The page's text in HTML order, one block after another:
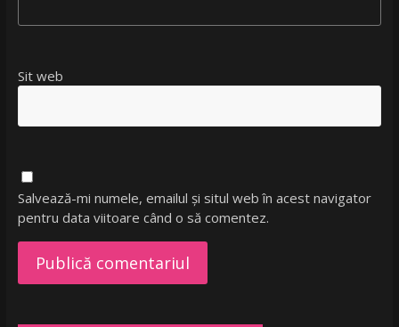
Sit web
Salvează-mi numele, emailul și situl web în acest navigator
pentru data viitoare când o să comentez.